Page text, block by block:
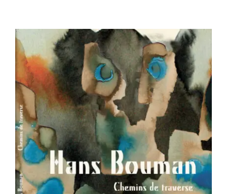
Hans Bouman – Chemins de traverse